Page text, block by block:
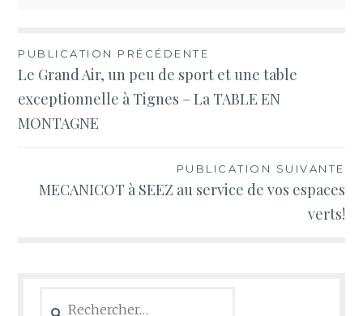
Navigation
de
l’article
PUBLICATION PRÉCÉDENTE
Le Grand Air, un peu de sport et une table
exceptionnelle à Tignes – La TABLE EN
MONTAGNE
PUBLICATION SUIVANTE
MECANICOT à SEEZ au service de vos espaces
verts!